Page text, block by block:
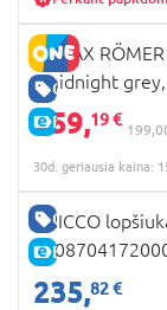
GERA KAINA
E-KAINA
BRITAX
, midnight
159,19 €
30d. geriausia kaina:
GERA KAINA
E-KAINA
CHICCO
235,82 €